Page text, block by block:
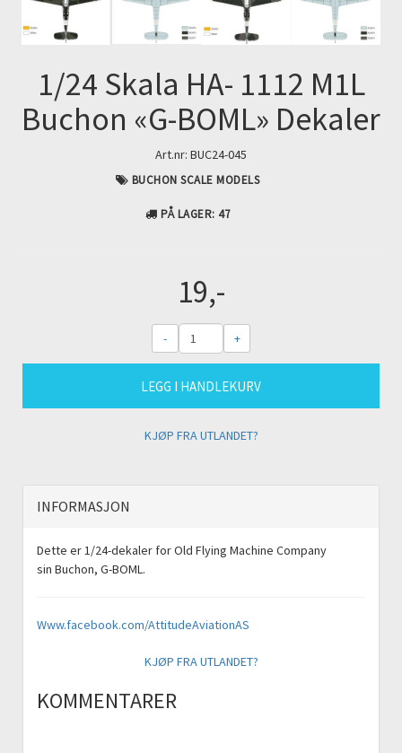
1/24 Skala HA- 1112 M1L
Buchon «G-BOML» Dekaler
Art.nr: BUC24-045
BUCHON SCALE MODELS
PÅ LAGER: 47
19,-
- +
LEGG I HANDLEKURV
KJØP FRA UTLANDET?
INFORMASJON
Dette er 1/24-dekaler for Old Flying Machine Company
sin Buchon, G-BOML.
Www.facebook.com/AttitudeAviationAS
KJØP FRA UTLANDET?
KOMMENTARER